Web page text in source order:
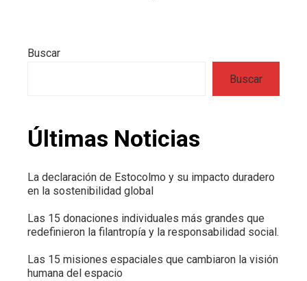
Buscar
Buscar
Últimas Noticias
La declaración de Estocolmo y su impacto duradero
en la sostenibilidad global
Las 15 donaciones individuales más grandes que
redefinieron la filantropía y la responsabilidad social.
Las 15 misiones espaciales que cambiaron la visión
humana del espacio